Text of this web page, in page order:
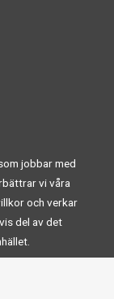
jobbar med
vi våra
och verkar
del av det